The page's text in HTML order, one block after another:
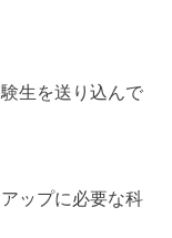
生を送り込んで
ップに必要な科